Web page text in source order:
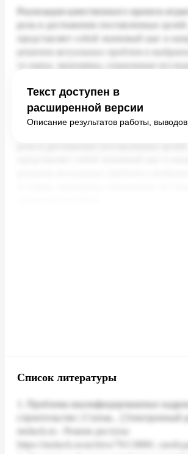
Текст доступен в
расширенной версии
Описание результатов работы, выводов.
Список литературы